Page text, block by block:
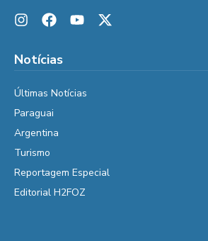
Notícias
Últimas Notícias
Paraguai
Argentina
Turismo
Reportagem Especial
Editorial H2FOZ